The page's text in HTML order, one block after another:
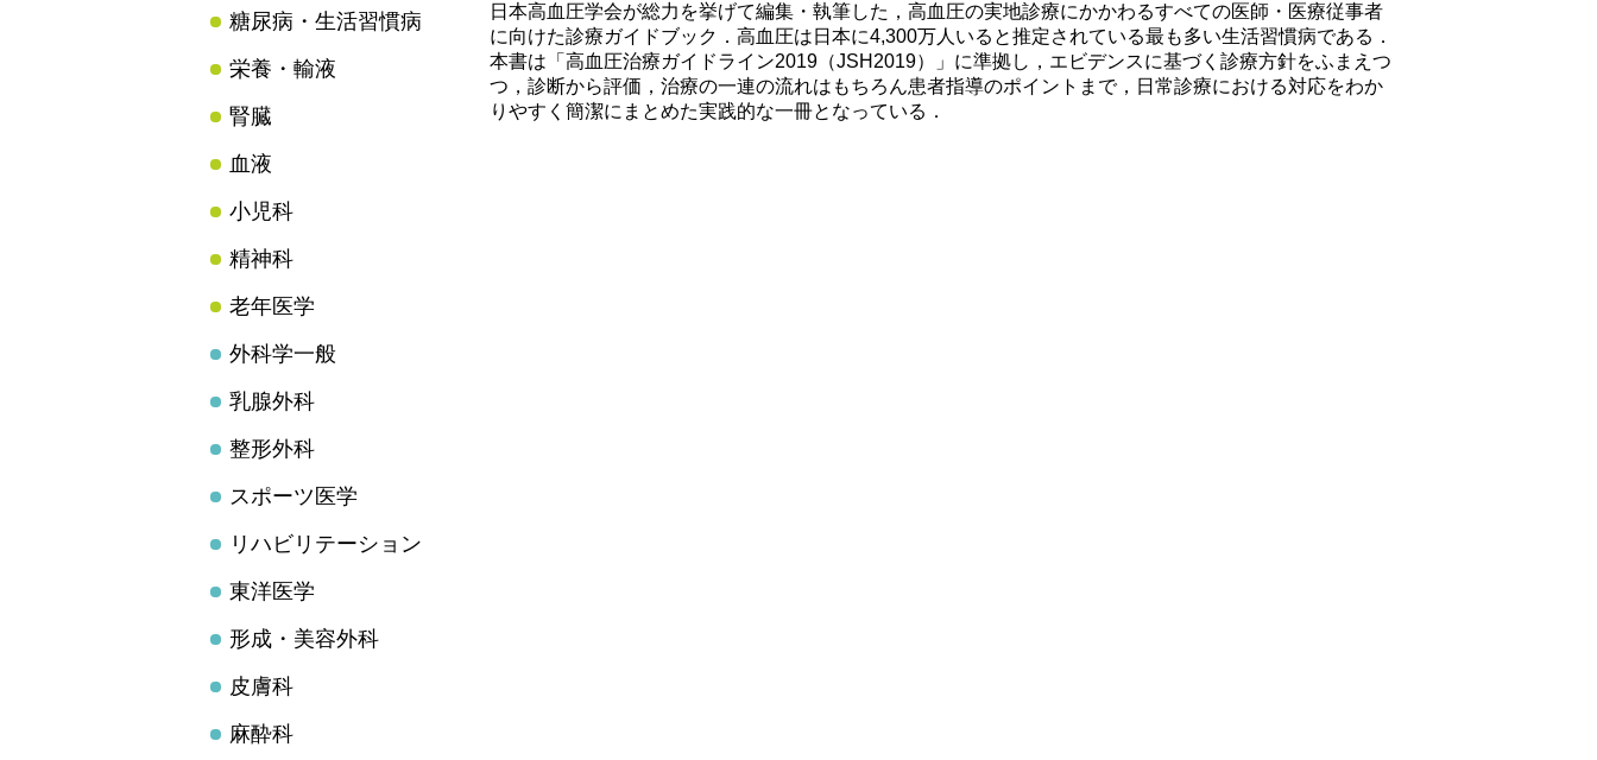
糖尿病・生活習慣病
栄養・輸液
腎臓
血液
小児科
精神科
老年医学
外科学一般
乳腺外科
整形外科
スポーツ医学
リハビリテーション
東洋医学
形成・美容外科
皮膚科
麻酔科
日本高血圧学会が総力を挙げて編集・執筆した，高血圧の実地診療にかかわるすべての医師・医療従事者
に向けた診療ガイドブック．高血圧は日本に4,300万人いると推定されている最も多い生活習慣病である．
本書は「高血圧治療ガイドライン2019（JSH2019）」に準拠し，エビデンスに基づく診療方針をふまえつ
つ，診断から評価，治療の一連の流れはもちろん患者指導のポイントまで，日常診療における対応をわか
りやすく簡潔にまとめた実践的な一冊となっている．